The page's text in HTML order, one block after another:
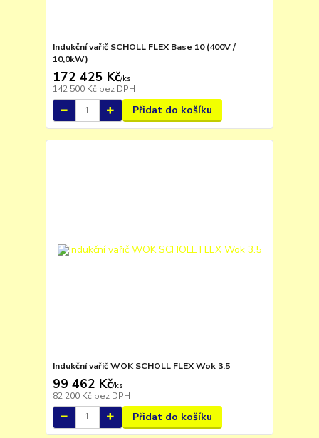
Indukční vařič SCHOLL FLEX Base 10 (400V /
10,0kW)
172 425 Kč/ks
142 500 Kč bez DPH
Přidat do košíku
Indukční vařič WOK SCHOLL FLEX Wok 3.5
99 462 Kč/ks
82 200 Kč bez DPH
Přidat do košíku